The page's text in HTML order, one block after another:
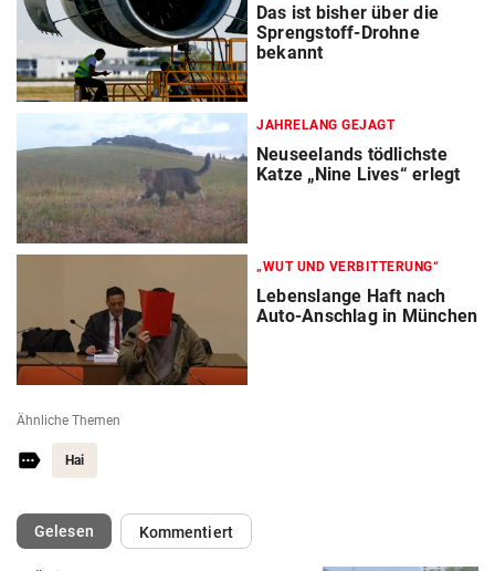
Das ist bisher über die
Sprengstoff-Drohne
bekannt
JAHRELANG GEJAGT
Neuseelands tödlichste
Katze „Nine Lives“ erlegt
„WUT UND VERBITTERUNG“
Lebenslange Haft nach
Auto-Anschlag in München
Ähnliche Themen
Hai
Gelesen(ausgewählt)Kommentiert